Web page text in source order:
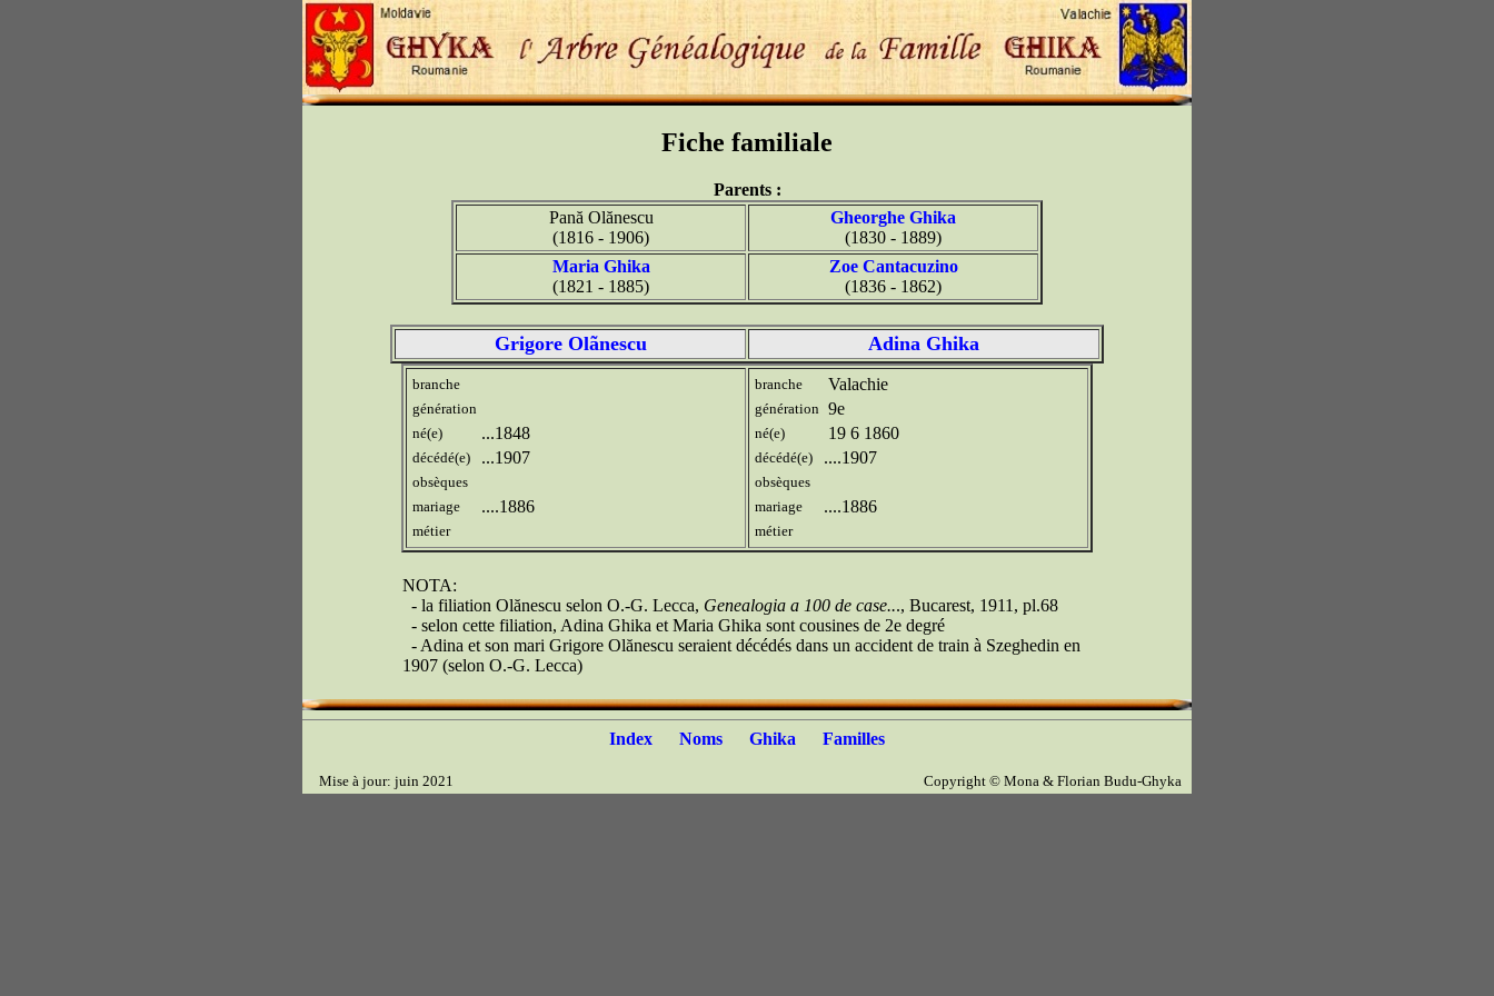
Fiche familiale
Parents :
Pană Olănescu
(1816 - 1906)
Gheorghe Ghika
(1830 - 1889)
Maria Ghika
(1821 - 1885)
Zoe Cantacuzino
(1836 - 1862)
Grigore Olãnescu Adina Ghika
branche
génération
né(e)
...1848
décédé(e) ...1907
obsèques
mariage
....1886
métier
branche Valachie
génération 9e
né(e) 19 6 1860
décédé(e) ....1907
obsèques
mariage
....1886
métier
NOTA:
- la filiation Olănescu selon O.-G. Lecca, Genealogia a 100 de case..., Bucarest, 1911, pl.68
- selon cette filiation, Adina Ghika et Maria Ghika sont cousines de 2e degré
- Adina et son mari Grigore Olănescu seraient décédés dans un accident de train à Szeghedin en
1907 (selon O.-G. Lecca)
Index Noms Ghika Familles
Mise à jour: juin 2021 Copyright © Mona & Florian Budu-Ghyka